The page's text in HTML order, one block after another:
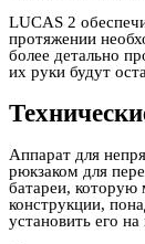
LUCAS 2
протяжении
более детально
их руки будут
Аппарат для
рюкзаком для
батареи, которую
конструкции,
установить его